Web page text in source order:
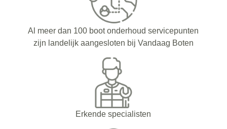
Al meer dan 100 boot onderhoud servicepunten
zijn landelijk aangesloten bij Vandaag Boten
Erkende specialisten